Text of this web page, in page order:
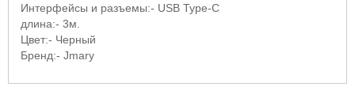
Интерфейсы и разъемы:- USB Type-C
длина:- 3м.
Цвет:- Черный
Бренд:- Jmary